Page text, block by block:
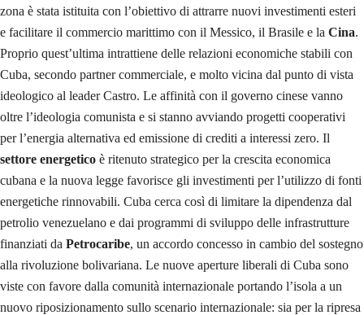
zona è stata istituita con l’obiettivo di attrarre nuovi investimenti esteri
e facilitare il commercio marittimo con il Messico, il Brasile e la Cina.
Proprio quest’ultima intrattiene delle relazioni economiche stabili con
Cuba, secondo partner commerciale, e molto vicina dal punto di vista
ideologico al leader Castro. Le affinità con il governo cinese vanno
oltre l’ideologia comunista e si stanno avviando progetti cooperativi
per l’energia alternativa ed emissione di crediti a interessi zero. Il
settore energetico è ritenuto strategico per la crescita economica
cubana e la nuova legge favorisce gli investimenti per l’utilizzo di fonti
energetiche rinnovabili. Cuba cerca così di limitare la dipendenza dal
petrolio venezuelano e dai programmi di sviluppo delle infrastrutture
finanziati da Petrocaribe, un accordo concesso in cambio del sostegno
alla rivoluzione bolivariana. Le nuove aperture liberali di Cuba sono
viste con favore dalla comunità internazionale portando l’isola a un
nuovo riposizionamento sullo scenario internazionale: sia per la ripresa